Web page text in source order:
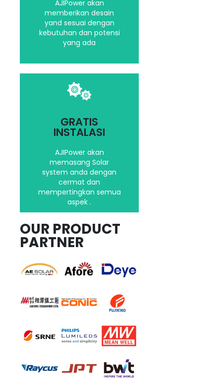
AJIPower akan
memberikan desain
yand sesuai dengan
kebutuhan dan potensi
yang ada
Hubungi kami
GRATIS
INSTALASI
AJIPower akan
memasang Solar
system anda dengan
cermat dan
mempertingkan semua
aspek .
mempertimbangkan
segala aspek dalam
menginstalasi Solar
System Anda
Hubungi kami
OUR PRODUCT
PARTNER